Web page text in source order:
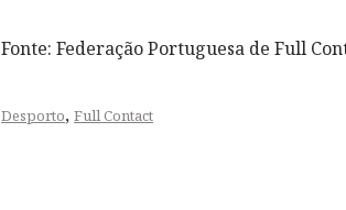
Fonte: Federação Portuguesa de Full
Desporto, Full Contact